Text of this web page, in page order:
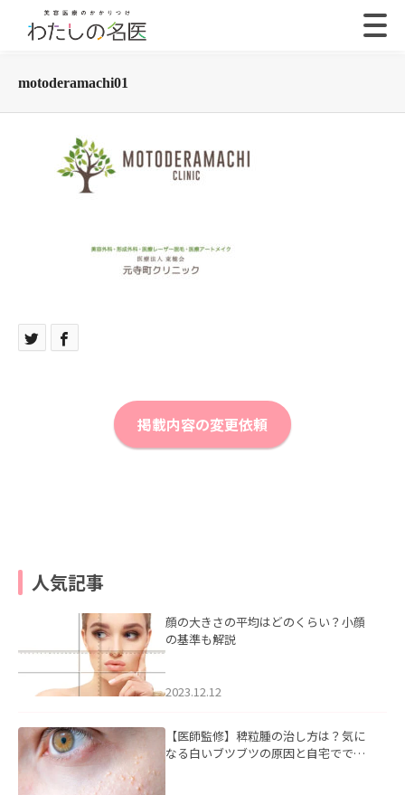
motoderamachi01
掲載内容の変更依頼
人気記事
顔の大きさの平均はどのくらい？小顔
の基準も解説
2023.12.12
【医師監修】稗粒腫の治し方は？気に
なる白いブツブツの原因と自宅ででき